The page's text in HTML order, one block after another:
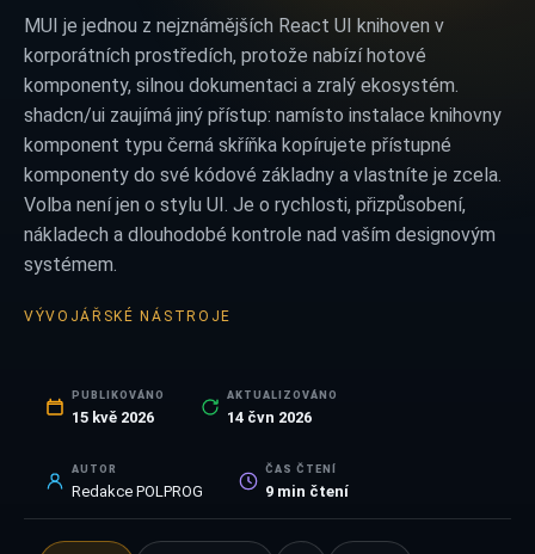
MUI je jednou z nejznámějších React UI knihoven v
korporátních prostředích, protože nabízí hotové
komponenty, silnou dokumentaci a zralý ekosystém.
shadcn/ui zaujímá jiný přístup: namísto instalace knihovny
komponent typu černá skříňka kopírujete přístupné
komponenty do své kódové základny a vlastníte je zcela.
Volba není jen o stylu UI. Je o rychlosti, přizpůsobení,
nákladech a dlouhodobé kontrole nad vaším designovým
systémem.
VÝVOJÁŘSKÉ NÁSTROJE
PUBLIKOVÁNO
15 kvě 2026
AKTUALIZOVÁNO
14 čvn 2026
AUTOR
Redakce POLPROG
ČAS ČTENÍ
9 min čtení